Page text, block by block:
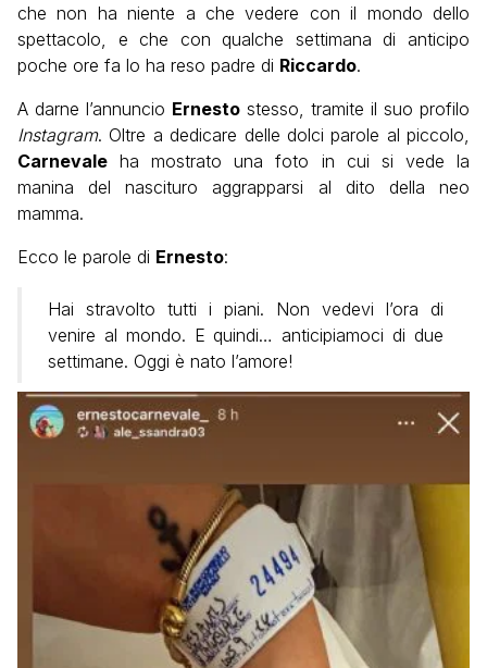
che non ha niente a che vedere con il mondo dello
spettacolo, e che con qualche settimana di anticipo
poche ore fa lo ha reso padre di Riccardo.
A darne l’annuncio Ernesto stesso, tramite il suo profilo
Instagram. Oltre a dedicare delle dolci parole al piccolo,
Carnevale ha mostrato una foto in cui si vede la
manina del nascituro aggrapparsi al dito della neo
mamma.
Ecco le parole di Ernesto:
Hai stravolto tutti i piani. Non vedevi l’ora di
venire al mondo. E quindi… anticipiamoci di due
settimane. Oggi è nato l’amore!